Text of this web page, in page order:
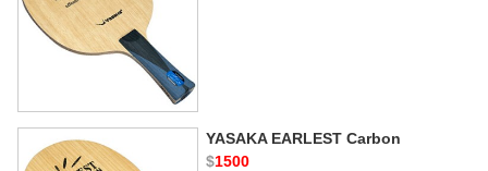
YASAKA EARLEST Carbon
$1500